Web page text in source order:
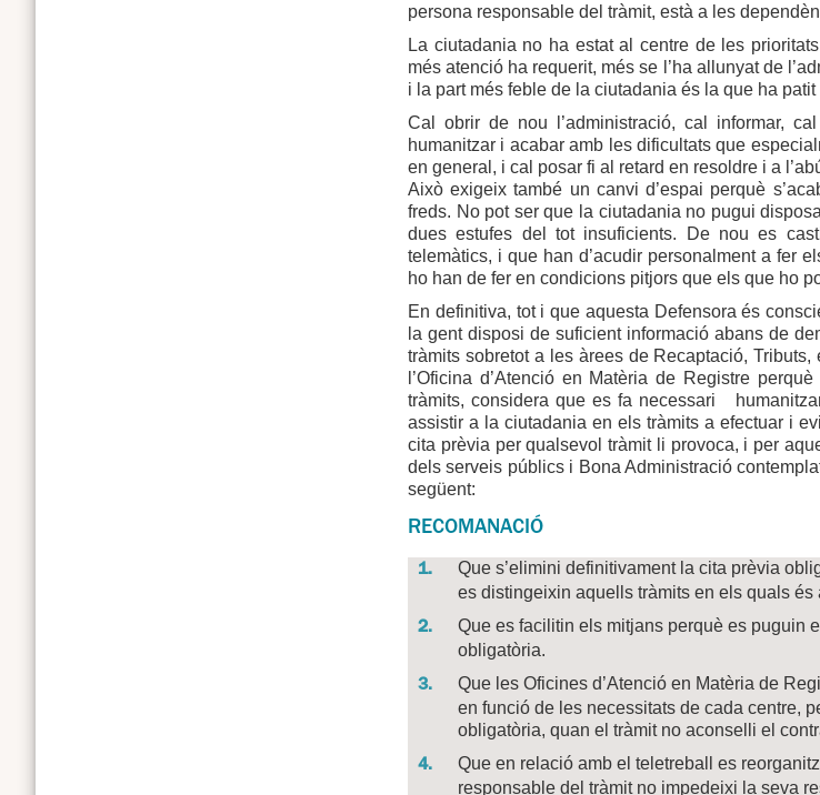
persona responsable del tràmit, està a les
La ciutadania no ha estat al centre de les
més atenció ha requerit, més se l’ha allunyat de
i la part més feble de la ciutadania és la que ha
Cal obrir de nou l’administració, cal informar,
humanitzar i acabar amb les dificultats que
en general, i cal posar fi al retard en resoldre i a
Això exigeix també un canvi d’espai perquè
freds. No pot ser que la ciutadania no pugui
dues estufes del tot insuficients. De nou es
telemàtics, i que han d’acudir personalment a fer
ho han de fer en condicions pitjors que els que ho
En definitiva, tot i que aquesta Defensora és
la gent disposi de suficient informació abans de
tràmits sobretot a les àrees de Recaptació,
l’Oficina d’Atenció en Matèria de Registre
tràmits, considera que es fa necessari
assistir a la ciutadania en els tràmits a efectuar i
cita prèvia per qualsevol tràmit li provoca, i per
dels serveis públics i Bona Administració
següent:
RECOMANACIÓ
Que s’elimini definitivament la cita prèvia
es distingeixin aquells tràmits en els quals
Que es facilitin els mitjans perquè es puguin
obligatòria.
Que les Oficines d’Atenció en Matèria de
en funció de les necessitats de cada centre,
obligatòria, quan el tràmit no aconselli el
Que en relació amb el teletreball es
responsable del tràmit no impedeixi la seva